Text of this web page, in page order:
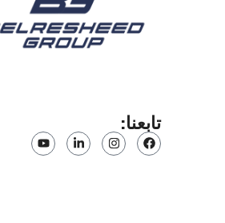
تابعنا: